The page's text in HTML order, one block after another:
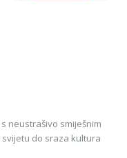
neustrašivo smiješnim
do sraza kultura